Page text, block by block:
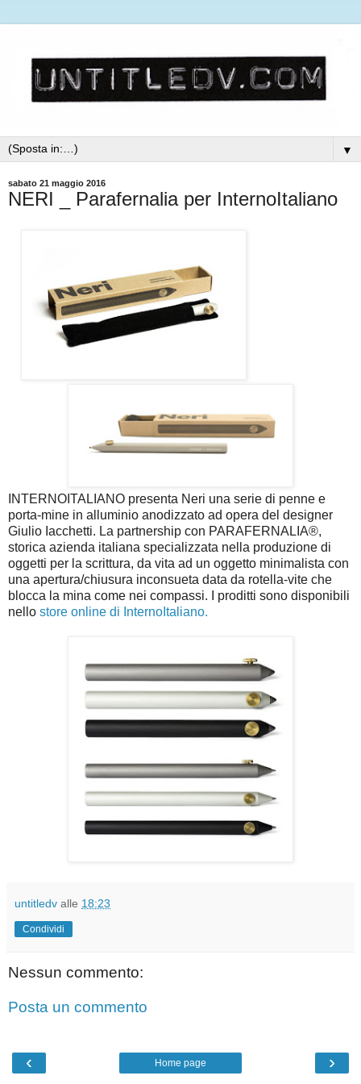
▼
sabato 21 maggio 2016
NERI _ Parafernalia per InternoItaliano
INTERNOITALIANO presenta Neri una serie di penne e
porta-mine in alluminio anodizzato ad opera del designer
Giulio Iacchetti. La partnership con PARAFERNALIA®,
storica azienda italiana specializzata nella produzione di
oggetti per la scrittura, da vita ad un oggetto minimalista con
una apertura/chiusura inconsueta data da rotella-vite che
blocca la mina come nei compassi. I proditti sono disponibili
nello store online di InternoItaliano.
untitledv alle 18:23
Condividi
Nessun commento:
Posta un commento
‹ ›
Home page